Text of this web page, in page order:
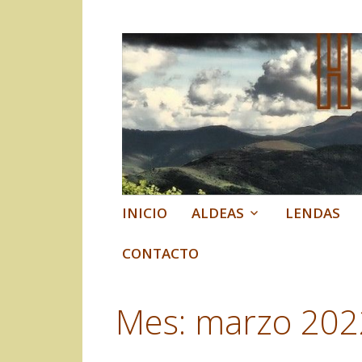
Historias do
Historia, lendas e contos
Ir
contenido
INICIO ALDEAS LENDAS
CONTACTO
Mes: marzo